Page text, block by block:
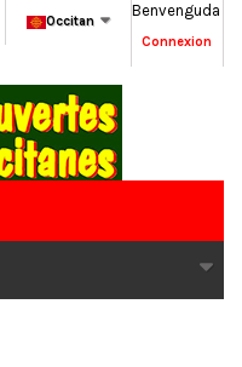
Benvenguda
Connexion
Occitan